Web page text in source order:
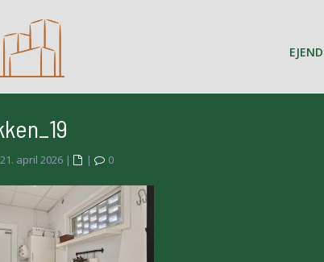
april 2026 | | 0